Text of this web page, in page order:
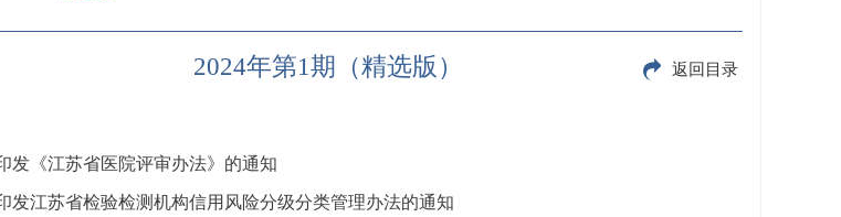
2024年第1期（精选版） 返回目录
发《江苏省医院评审办法》的通知
发江苏省检验检测机构信用风险分级分类管理办法的通知